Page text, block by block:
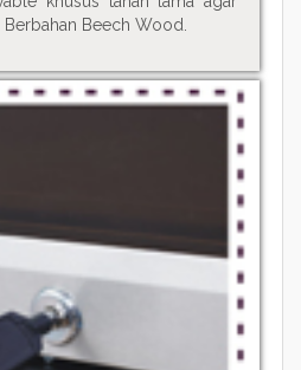
Beech Wood.